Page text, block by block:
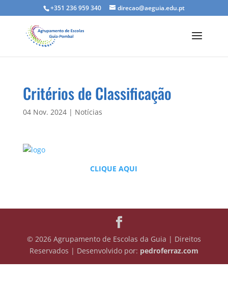
+351 236 959 340 direcao@aeguia.edu.pt
Critérios de Classificação
04 Nov. 2024| Notícias
CLIQUE AQUI
© 2026 Agrupamento de Escolas da Guia | Direitos
Reservados | Desenvolvido por: pedroferraz.com